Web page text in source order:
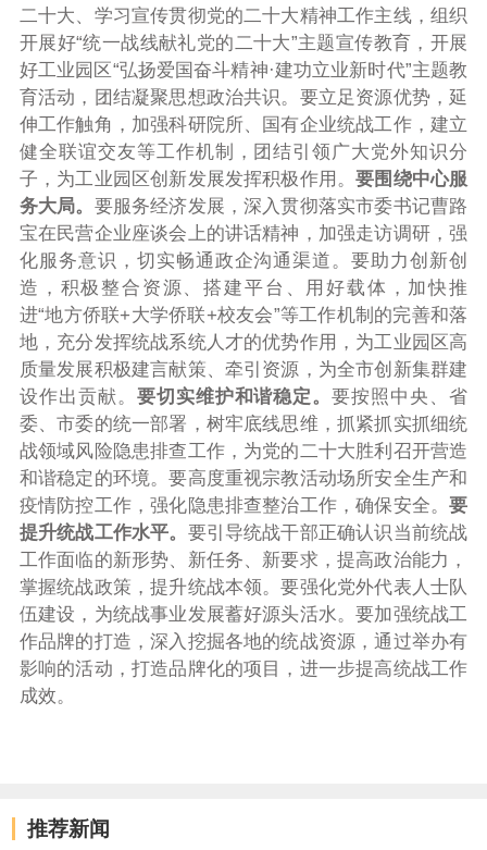
二十大、学习宣传贯彻党的二十大精神工作主线，组织
开展好“统一战线献礼党的二十大”主题宣传教育，开展
好工业园区“弘扬爱国奋斗精神·建功立业新时代”主题教
育活动，团结凝聚思想政治共识。要立足资源优势，延
伸工作触角，加强科研院所、国有企业统战工作，建立
健全联谊交友等工作机制，团结引领广大党外知识分
子，为工业园区创新发展发挥积极作用。要围绕中心服
务大局。 要服务经济发展，深入贯彻落实市委书记曹路
宝在民营企业座谈会上的讲话精神，加强走访调研，强
化服务意识，切实畅通政企沟通渠道。要助力创新创
造，积极整合资源、搭建平台、用好载体，加快推
进“地方侨联+大学侨联+校友会”等工作机制的完善和落
地，充分发挥统战系统人才的优势作用，为工业园区高
质量发展积极建言献策、牵引资源，为全市创新集群建
设作出贡献。 要切实维护和谐稳定。要按照中央、省
委、市委的统一部署，树牢底线思维，抓紧抓实抓细统
战领域风险隐患排查工作，为党的二十大胜利召开营造
和谐稳定的环境。要高度重视宗教活动场所安全生产和
疫情防控工作，强化隐患排查整治工作，确保安全。要
提升统战工作水平。 要引导统战干部正确认识当前统战
工作面临的新形势、新任务、新要求，提高政治能力，
掌握统战政策，提升统战本领。要强化党外代表人士队
伍建设，为统战事业发展蓄好源头活水。要加强统战工
作品牌的打造，深入挖掘各地的统战资源，通过举办有
影响的活动，打造品牌化的项目，进一步提高统战工作
成效。
推荐新闻